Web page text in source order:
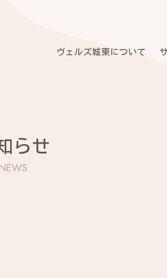
ヴェルズ城東について
らせ
NEWS